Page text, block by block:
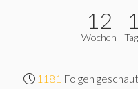
12
Wochen
1
1181 Folgen